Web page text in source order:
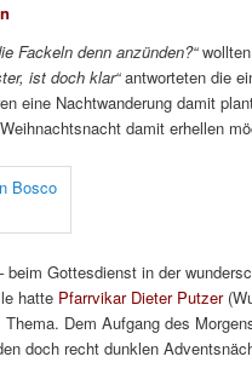
Fackeln denn anzünden?“
ist doch klar“antworteten die
eine Nachtwanderung damit
damit erhellen
beim Gottesdienst in der
hatte Pfarrvikar Dieter Putzer
Dem Aufgang des
doch recht dunklen